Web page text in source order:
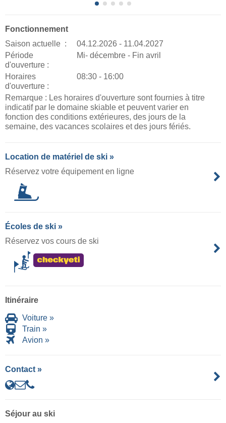
Fonctionnement
Saison actuelle :
04.12.2026 - 11.04.2027
Période
d'ouverture :
Mi- décembre - Fin avril
Horaires
d'ouverture :
08:30 - 16:00
Remarque : Les horaires d'ouverture sont fournies à titre
indicatif par le domaine skiable et peuvent varier en
fonction des conditions extérieures, des jours de la
semaine, des vacances scolaires et des jours fériés.
Location de matériel de ski »
Réservez votre équipement en ligne
Écoles de ski »
Réservez vos cours de ski
Itinéraire
Voiture »
Train »
Avion »
Contact »
Séjour au ski